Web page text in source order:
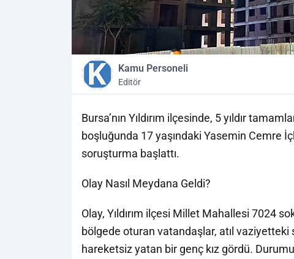
Kamu Personeli
Editör
Bursa’nın Yıldırım ilçesinde, 5 yıldır
boşluğunda 17 yaşındaki Yasemin Cemre
soruşturma başlattı.
Olay Nasıl Meydana Geldi?
Olay, Yıldırım ilçesi Millet Mahallesi 7024
bölgede oturan vatandaşlar, atıl vaziyetteki
hareketsiz yatan bir genç kız gördü.